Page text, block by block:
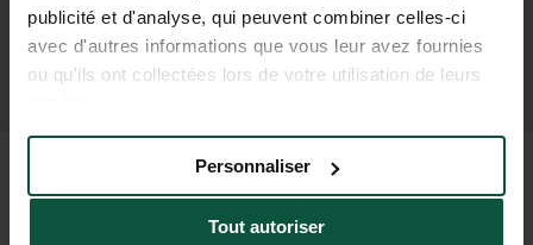
publicité et d'analyse, qui peuvent combiner celles-ci
avec d'autres informations que vous leur avez fournies
ou qu'ils ont collectées lors de votre utilisation de leurs
Tout autoriser
Personnaliser
MICH FÜR DEN NEWSLETTER ANMELDEN
HÄUFIG GESTELLTE FRAGEN